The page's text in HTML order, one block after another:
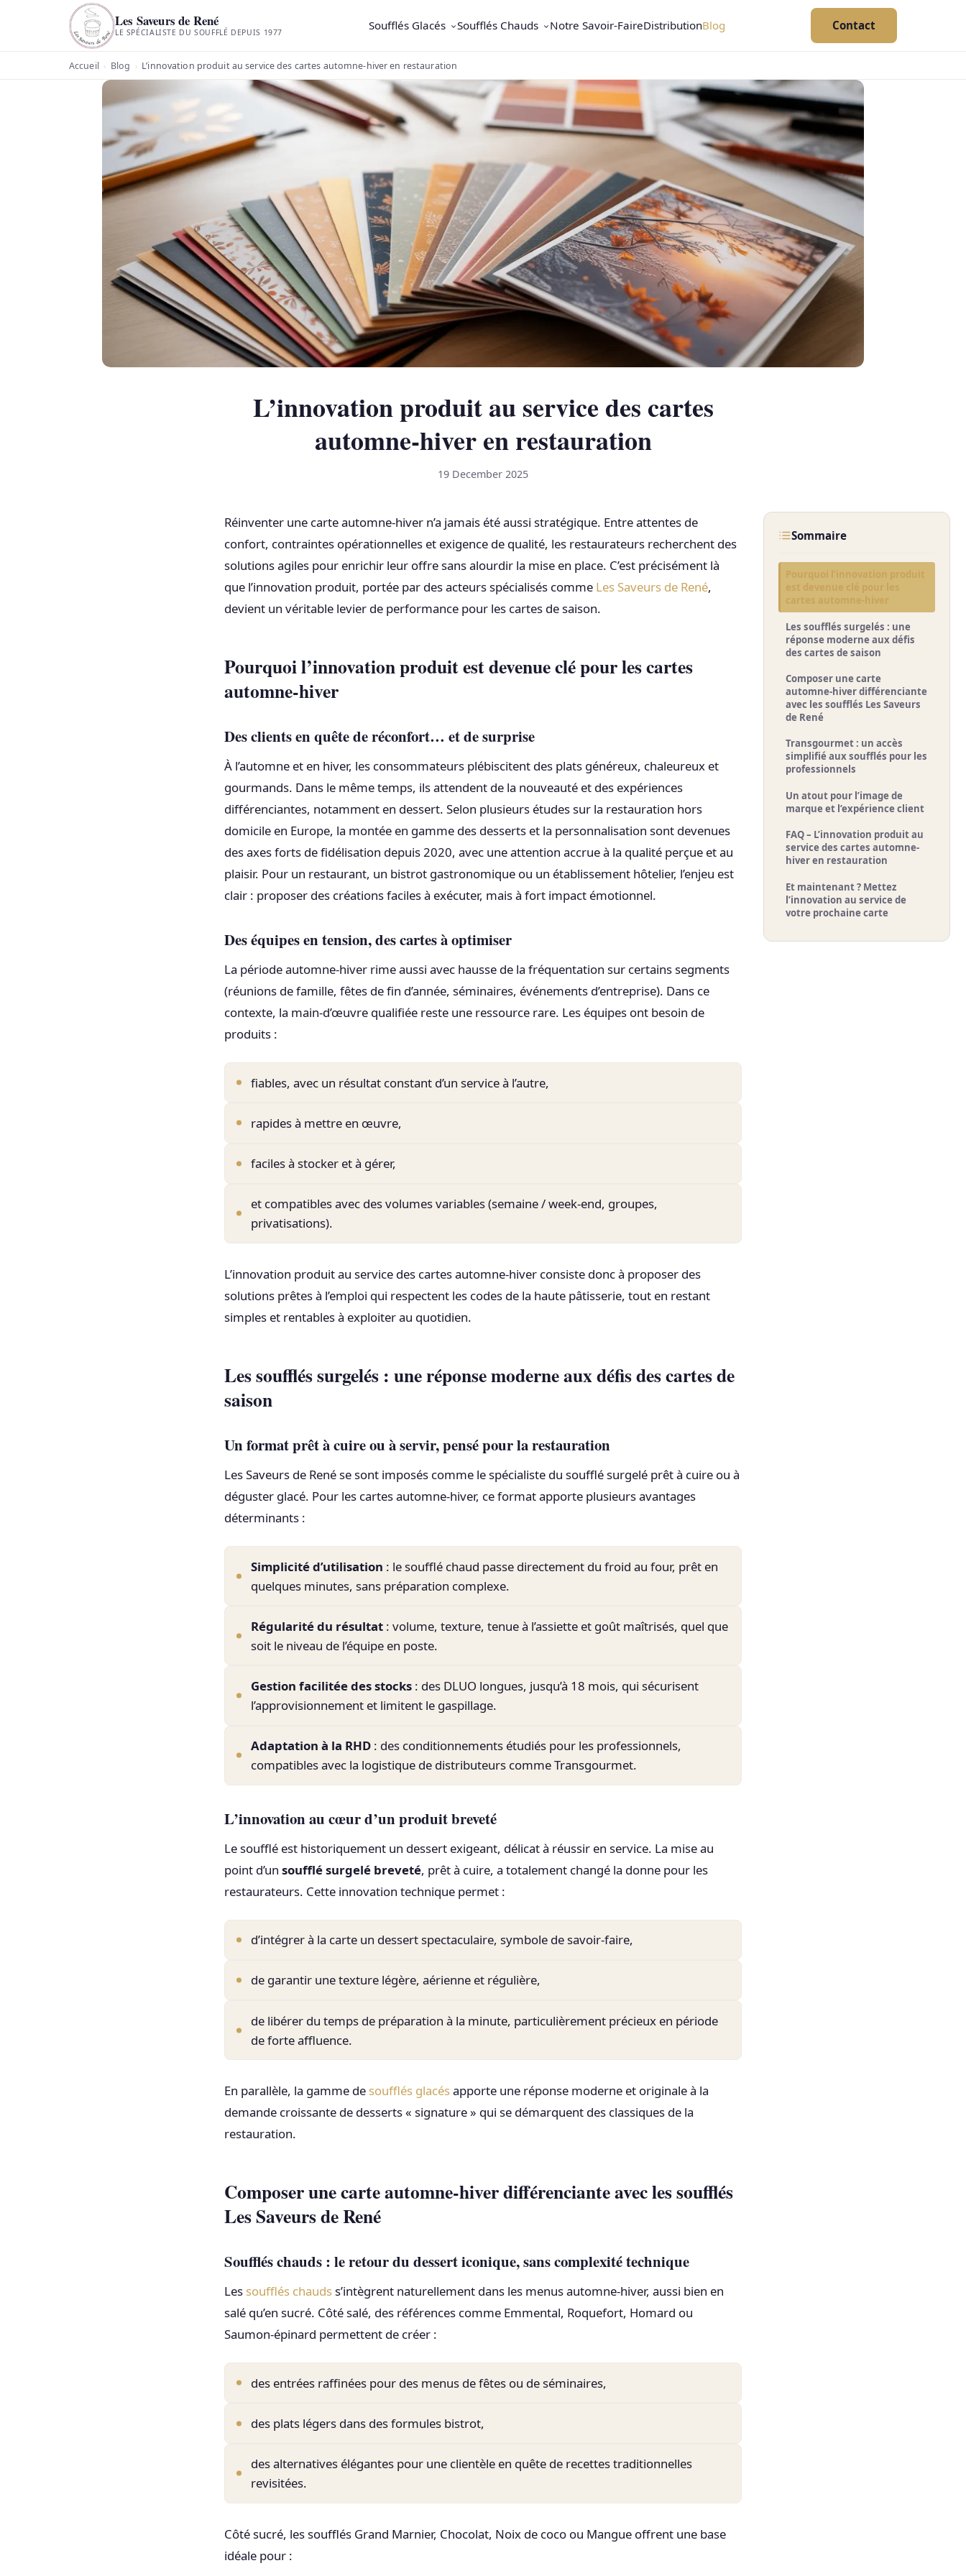
Les Saveurs de René
LE SPÉCIALISTE DU SOUFFLÉ DEPUIS 1977 Soufflés Glacés Soufflés Chauds Notre Savoir-FaireDistributionBlog Contact
Accueil › Blog › L’innovation produit au service des cartes automne-hiver en restauration
L’innovation produit au service des cartes
automne-hiver en restauration
19 December 2025
Réinventer une carte automne-hiver n’a jamais été aussi stratégique. Entre attentes de
confort, contraintes opérationnelles et exigence de qualité, les restaurateurs recherchent des
solutions agiles pour enrichir leur offre sans alourdir la mise en place. C’est précisément là
que l’innovation produit, portée par des acteurs spécialisés comme Les Saveurs de René,
devient un véritable levier de performance pour les cartes de saison.
Pourquoi l’innovation produit est devenue clé pour les cartes
automne-hiver
Des clients en quête de réconfort… et de surprise
À l’automne et en hiver, les consommateurs plébiscitent des plats généreux, chaleureux et
gourmands. Dans le même temps, ils attendent de la nouveauté et des expériences
différenciantes, notamment en dessert. Selon plusieurs études sur la restauration hors
domicile en Europe, la montée en gamme des desserts et la personnalisation sont devenues
des axes forts de fidélisation depuis 2020, avec une attention accrue à la qualité perçue et au
plaisir. Pour un restaurant, un bistrot gastronomique ou un établissement hôtelier, l’enjeu est
clair : proposer des créations faciles à exécuter, mais à fort impact émotionnel.
Des équipes en tension, des cartes à optimiser
La période automne-hiver rime aussi avec hausse de la fréquentation sur certains segments
(réunions de famille, fêtes de fin d’année, séminaires, événements d’entreprise). Dans ce
contexte, la main-d’œuvre qualifiée reste une ressource rare. Les équipes ont besoin de
produits :
fiables, avec un résultat constant d’un service à l’autre,
rapides à mettre en œuvre,
faciles à stocker et à gérer,
et compatibles avec des volumes variables (semaine / week-end, groupes,
privatisations).
L’innovation produit au service des cartes automne-hiver consiste donc à proposer des
solutions prêtes à l’emploi qui respectent les codes de la haute pâtisserie, tout en restant
simples et rentables à exploiter au quotidien.
Les soufflés surgelés : une réponse moderne aux défis des cartes de
saison
Un format prêt à cuire ou à servir, pensé pour la restauration
Les Saveurs de René se sont imposés comme le spécialiste du soufflé surgelé prêt à cuire ou à
déguster glacé. Pour les cartes automne-hiver, ce format apporte plusieurs avantages
déterminants :
Simplicité d’utilisation : le soufflé chaud passe directement du froid au four, prêt en
quelques minutes, sans préparation complexe.
Régularité du résultat : volume, texture, tenue à l’assiette et goût maîtrisés, quel que
soit le niveau de l’équipe en poste.
Gestion facilitée des stocks : des DLUO longues, jusqu’à 18 mois, qui sécurisent
l’approvisionnement et limitent le gaspillage.
Adaptation à la RHD : des conditionnements étudiés pour les professionnels,
compatibles avec la logistique de distributeurs comme Transgourmet.
L’innovation au cœur d’un produit breveté
Le soufflé est historiquement un dessert exigeant, délicat à réussir en service. La mise au
point d’un soufflé surgelé breveté, prêt à cuire, a totalement changé la donne pour les
restaurateurs. Cette innovation technique permet :
d’intégrer à la carte un dessert spectaculaire, symbole de savoir-faire,
de garantir une texture légère, aérienne et régulière,
de libérer du temps de préparation à la minute, particulièrement précieux en période
de forte affluence.
En parallèle, la gamme de soufflés glacésapporte une réponse moderne et originale à la
demande croissante de desserts « signature » qui se démarquent des classiques de la
restauration.
Composer une carte automne-hiver différenciante avec les soufflés
Les Saveurs de René
Soufflés chauds : le retour du dessert iconique, sans complexité technique
Les soufflés chaudss’intègrent naturellement dans les menus automne-hiver, aussi bien en
salé qu’en sucré. Côté salé, des références comme Emmental, Roquefort, Homard ou
Saumon-épinard permettent de créer :
des entrées raffinées pour des menus de fêtes ou de séminaires,
des plats légers dans des formules bistrot,
des alternatives élégantes pour une clientèle en quête de recettes traditionnelles
revisitées.
Côté sucré, les soufflés Grand Marnier, Chocolat, Noix de coco ou Mangue offrent une base
idéale pour :
Sommaire
Pourquoi l’innovation produit
est devenue clé pour les
cartes automne-hiver
Les soufflés surgelés : une
réponse moderne aux défis
des cartes de saison
Composer une carte
automne-hiver différenciante
avec les soufflés Les Saveurs
de René
Transgourmet : un accès
simplifié aux soufflés pour les
professionnels
Un atout pour l’image de
marque et l’expérience client
FAQ – L’innovation produit au
service des cartes automne-
hiver en restauration
Et maintenant ? Mettez
l’innovation au service de
votre prochaine carte